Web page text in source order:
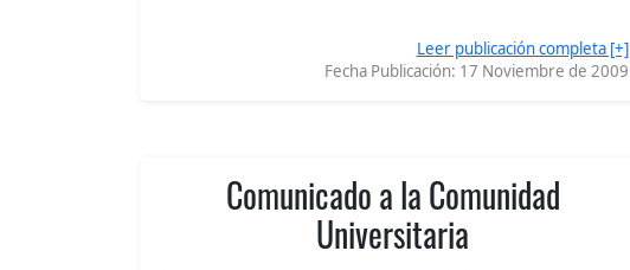
Leer publicación completa [+]
Fecha Publicación: 17 Noviembre de 2009
Comunicado a la Comunidad
Universitaria